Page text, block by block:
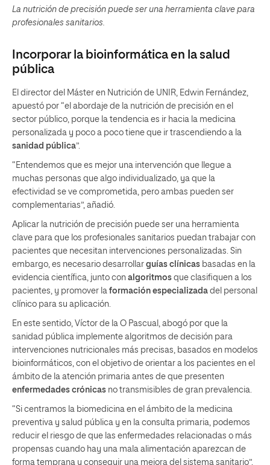
La nutrición de precisión puede ser una herramienta clave para
profesionales sanitarios.
Incorporar la bioinformática en la salud
pública
El director del Máster en Nutrición de UNIR, Edwin Fernández,
apuestó por “el abordaje de la nutrición de precisión en el
sector público, porque la tendencia es ir hacia la medicina
personalizada y poco a poco tiene que ir trascendiendo a la
sanidad pública”.
“Entendemos que es mejor una intervención que llegue a
muchas personas que algo individualizado, ya que la
efectividad se ve comprometida, pero ambas pueden ser
complementarias”, añadió.
Aplicar la nutrición de precisión puede ser una herramienta
clave para que los profesionales sanitarios puedan trabajar con
pacientes que necesitan intervenciones personalizadas. Sin
embargo, es necesario desarrollar guías clínicas basadas en la
evidencia científica, junto con algoritmos que clasifiquen a los
pacientes, y promover la formación especializada del personal
clínico para su aplicación.
En este sentido, Víctor de la O Pascual, abogó por que la
sanidad pública implemente algoritmos de decisión para
intervenciones nutricionales más precisas, basados en modelos
bioinformáticos, con el objetivo de orientar a los pacientes en el
ámbito de la atención primaria antes de que presenten
enfermedades crónicas no transmisibles de gran prevalencia.
“Si centramos la biomedicina en el ámbito de la medicina
preventiva y salud pública y en la consulta primaria, podemos
reducir el riesgo de que las enfermedades relacionadas o más
propensas cuando hay una mala alimentación aparezcan de
forma temprana y conseguir una mejora del sistema sanitario”,